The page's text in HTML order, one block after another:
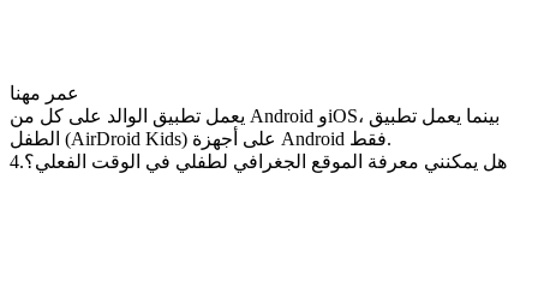
عمر مهنا
يعمل تطبيق الوالد على كل من Android وiOS، بينما يعمل تطبيق
الطفل (AirDroid Kids) على أجهزة Android فقط.
4.هل يمكنني معرفة الموقع الجغرافي لطفلي في الوقت الفعلي؟